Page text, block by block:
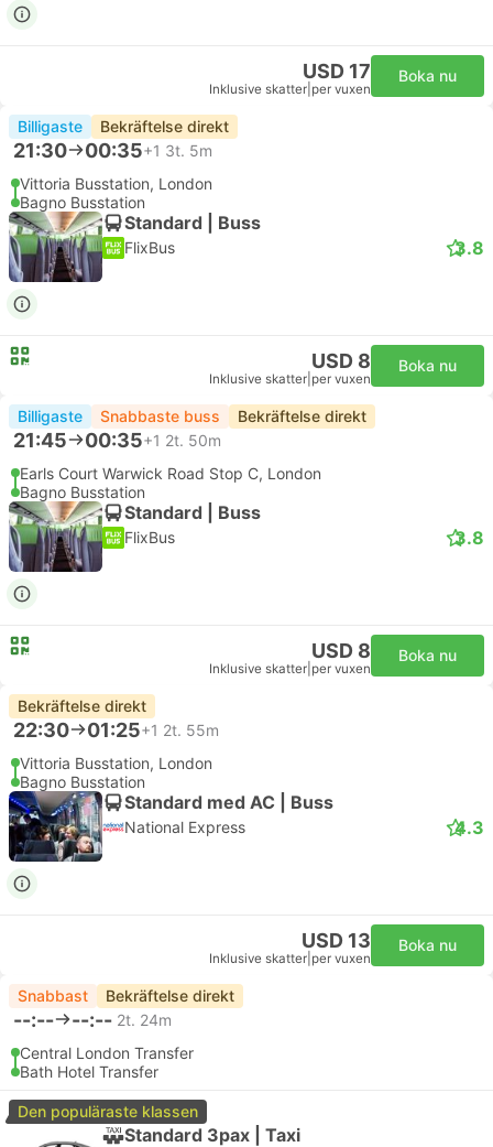
USD 17
Inklusive skatter per vuxen
Boka nu
Billigaste Bekräftelse direkt
21:30 00:35+1 3t. 5m
Vittoria Busstation, London
Bagno Busstation
Standard | Buss
FlixBus 3.8
USD 8
Inklusive skatter per vuxen
Boka nu
Billigaste Snabbaste buss Bekräftelse direkt
21:45 00:35+1 2t. 50m
Earls Court Warwick Road Stop C, London
Bagno Busstation
Standard | Buss
FlixBus 3.8
USD 8
Inklusive skatter per vuxen
Boka nu
Bekräftelse direkt
22:30 01:25+1 2t. 55m
Vittoria Busstation, London
Bagno Busstation
Standard med AC | Buss
National Express 4.3
USD 13
Inklusive skatter per vuxen
Boka nu
Snabbast Bekräftelse direkt
--:-- --:-- 2t. 24m
Central London Transfer
Bath Hotel Transfer
Den populäraste klassen
Standard 3pax | Taxi